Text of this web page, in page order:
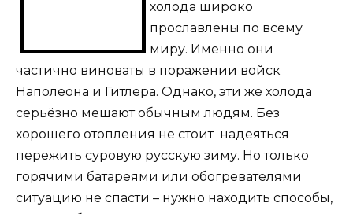
холода широко
прославлены по всему
миру. Именно они
частично виноваты в поражении войск
Наполеона и Гитлера. Однако, эти же холода
серьёзно мешают обычным людям. Без
хорошего отопления не стоит надеяться
пережить суровую русскую зиму. Но только
горячими батареями или обогревателями
ситуацию не спасти – нужно находить способы,